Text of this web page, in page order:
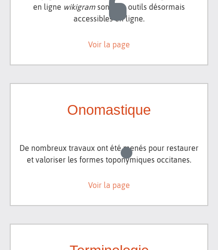
en ligne wikigram sont des outils désormais
accessibles en ligne.
Voir la page
Onomastique
De nombreux travaux ont été menés pour restaurer
et valoriser les formes toponymiques occitanes.
Voir la page